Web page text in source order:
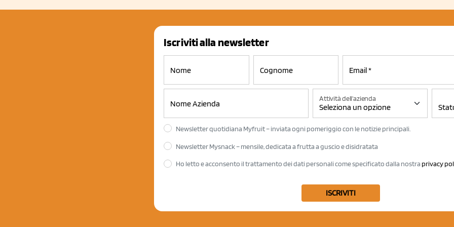
Iscriviti alla newsletter
Attività dell'azienda
Newsletter quotidiana Myfruit – inviata ogni pomeriggio con le notizie principali.
Newsletter Mysnack – mensile, dedicata a frutta a guscio e disidratata
Ho letto e acconsento il trattamento dei dati personali come specificato dalla nostra privacy
ISCRIVITI